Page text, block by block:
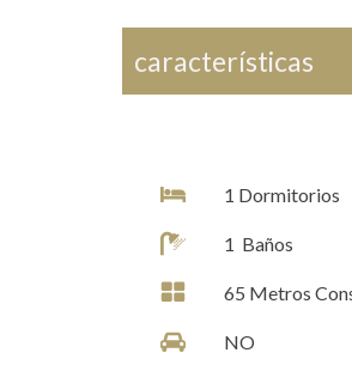
características
1 Dormitorios
1 Baños
65 Metros
NO